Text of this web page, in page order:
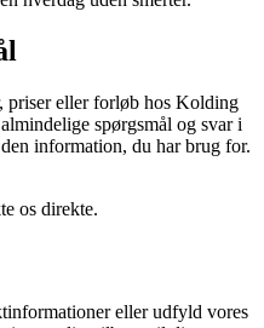
priser eller forløb hos Kolding
spørgsmål og svar i
information, du har brug for.
os direkte.
eller udfyld vores